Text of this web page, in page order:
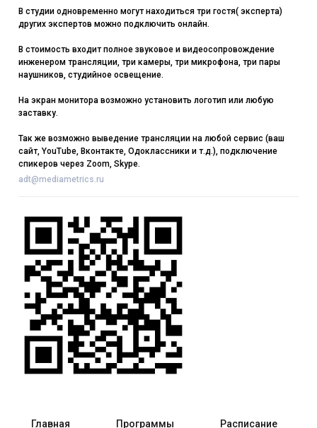
В студии одновременно могут находиться три гостя( эксперта)
других экспертов можно подключить онлайн.
В стоимость входит полное звуковое и видеосопровождение
инженером трансляции, три камеры, три микрофона, три пары
наушников, студийное освещение.
На экран монитора возможно установить логотип или любую
заставку.
Так же возможно выведение трансляции на любой сервис (ваш
сайт, YouTube, Вконтакте, Одоклассники и т.д.), подключение
спикеров через Zoom, Skype.
adt@mediametrics.ru
Главная Программы Расписание